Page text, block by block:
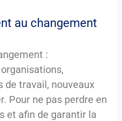
au changement
:
de travail, nouveaux
Pour ne pas perdre en
et afin de garantir la